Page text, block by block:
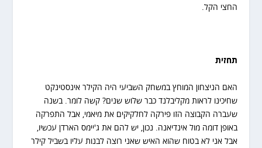
החצי הקל.
תחזית
האם הניצחון המוחץ במשחק השביעי היה הקילר אינסטינקט
שחיכינו לראות מקליבלנד כבר שלוש שנים? קשה לומר. בשנה
שעברה הקבוצה הזו פירקה לחלקיקים את מיאמי, אבל התפרקה
באופן דומה מול אינדיאנה. נכון, יש להם את ג'יימס הארדן עכשיו,
אבל אני לא בטוח שהוא האיש שאני רוצה לבנות עליו בשביל קילר